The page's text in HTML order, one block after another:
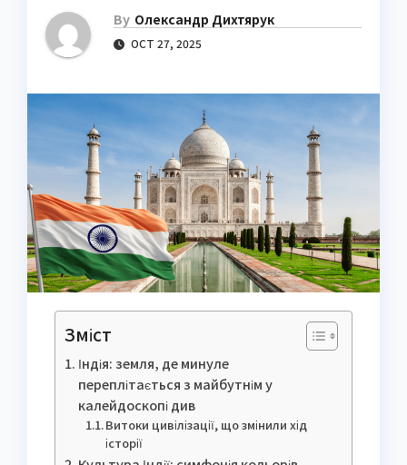
By Олександр Дихтярук
OCT 27, 2025
Зміст
Індія: земля, де минуле
переплітається з майбутнім у
калейдоскопі див
Витоки цивілізації, що змінили хід
історії